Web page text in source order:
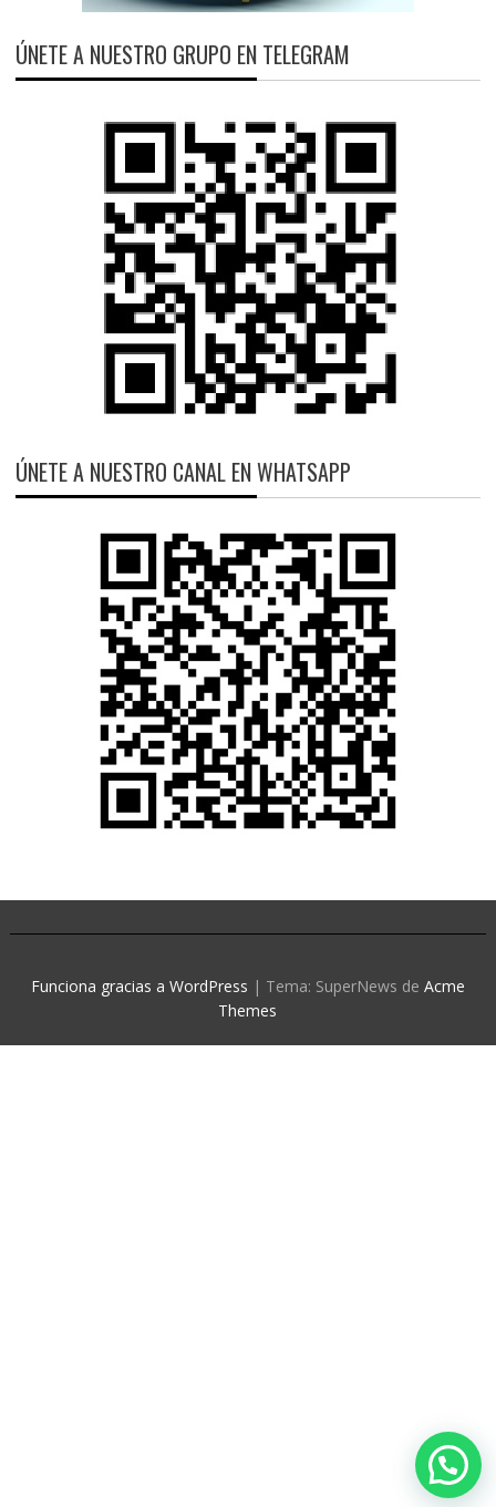
ÚNETE A NUESTRO GRUPO EN TELEGRAM
ÚNETE A NUESTRO CANAL EN WHATSAPP
Funciona gracias a WordPress | Tema: SuperNews de Acme
Themes